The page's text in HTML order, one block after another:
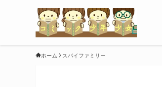
ホーム スパイファミリー